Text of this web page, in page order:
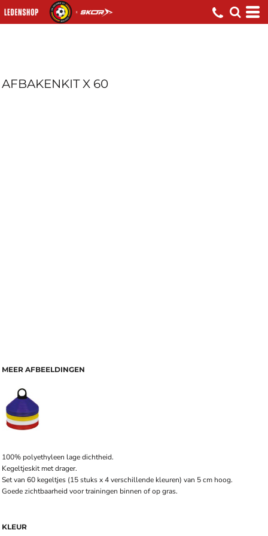
AFBAKENKIT X 60
MEER AFBEELDINGEN
100% polyethyleen lage dichtheid.
Kegeltjeskit met drager.
Set van 60 kegeltjes (15 stuks x 4 verschillende kleuren) van 5 cm hoog.
Goede zichtbaarheid voor trainingen binnen of op gras.
KLEUR